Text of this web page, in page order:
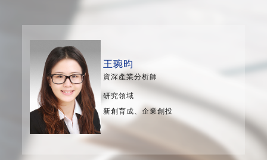
王琬昀
資深產業分析師
研究領域
新創育成、企業創投